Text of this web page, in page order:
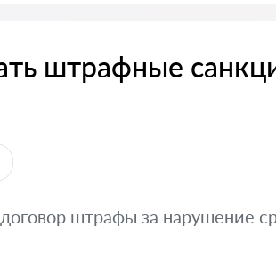
штрафные
штрафы за нарушение